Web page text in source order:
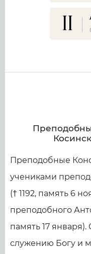
11
Преподобные
учениками
(† 1192, память 6
преподобного
память 17
служению Богу и